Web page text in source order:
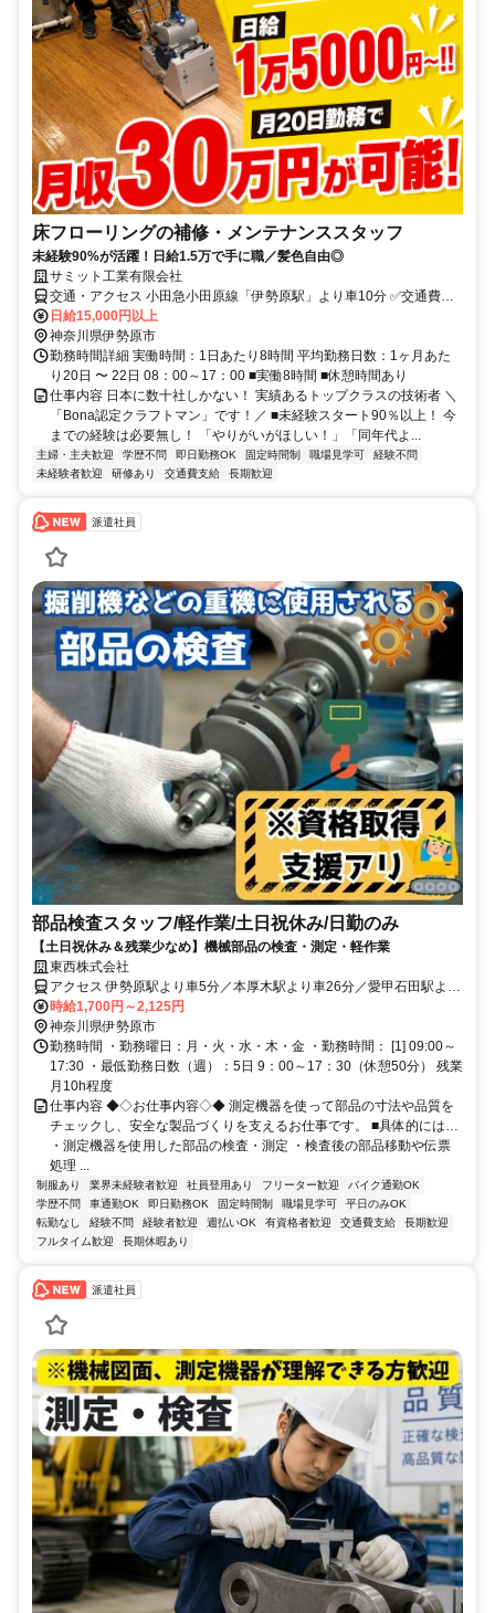
床フローリングの補修・メンテナンススタッフ
未経験90%が活躍！日給1.5万で手に職／髪色自由◎
サミット工業有限会社
交通・アクセス 小田急小田原線「伊勢原駅」より車10分 ✅交通費支
給
日給15,000円以上
神奈川県伊勢原市
勤務時間詳細 実働時間：1日あたり8時間 平均勤務日数：1ヶ月あた
り20日 〜 22日 08：00～17：00 ■実働8時間 ■休憩時間あり
仕事内容 日本に数十社しかない！ 実績あるトップクラスの技術者 ＼
「Bona認定クラフトマン」です！／ ■未経験スタート90％以上！ 今
までの経験は必要無し！ 「やりがいがほしい！」「同年代よ...
主婦・主夫歓迎 学歴不問 即日勤務OK 固定時間制 職場見学可
経験不問
未経験者歓迎
研修あり 交通費支給 長期歓迎
派遣社員
部品検査スタッフ/軽作業/土日祝休み/日勤のみ
【土日祝休み＆残業少なめ】機械部品の検査・測定・軽作業
東西株式会社
アクセス 伊勢原駅より車5分／本厚木駅より車26分／愛甲石田駅より
車16分※車、バイク、自転車通勤可
時給1,700円～2,125円
神奈川県伊勢原市
勤務時間 ・勤務曜日：月・火・水・木・金 ・勤務時間： [1] 09:00～
17:30 ・最低勤務日数（週）：5日 9：00～17：30（休憩50分） 残業
月10h程度
仕事内容 ◆◇お仕事内容◇◆ 測定機器を使って部品の寸法や品質を
チェックし、安全な製品づくりを支えるお仕事です。 ■具体的には…
・測定機器を使用した部品の検査・測定 ・検査後の部品移動や伝票
処理 ...
制服あり 業界未経験者歓迎 社員登用あり フリーター歓迎
バイク通勤OK
学歴不問
車通勤OK 即日勤務OK 固定時間制 職場見学可
平日のみOK
転勤なし
経験不問 経験者歓迎 週払いOK 有資格者歓迎 交通費支給
長期歓迎
フルタイム歓迎
長期休暇あり
派遣社員